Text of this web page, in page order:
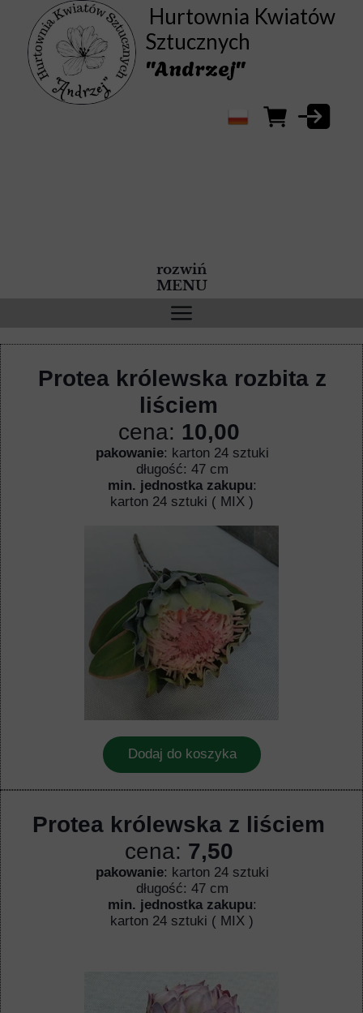
rozwiń
MENU
Hurtownia Kwiatów
Sztucznych
"Andrzej"
Dodaj do koszyka
Protea królewska rozbita z
liściem
cena: 10,00
pakowanie: karton 24 sztuki
długość: 47 cm
min. jednostka zakupu:
karton 24 sztuki ( MIX )
Protea królewska z liściem
cena: 7,50
pakowanie: karton 24 sztuki
długość: 47 cm
min. jednostka zakupu:
karton 24 sztuki ( MIX )